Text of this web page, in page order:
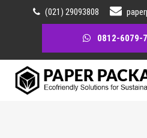
(021) 29093808
0812-6079-